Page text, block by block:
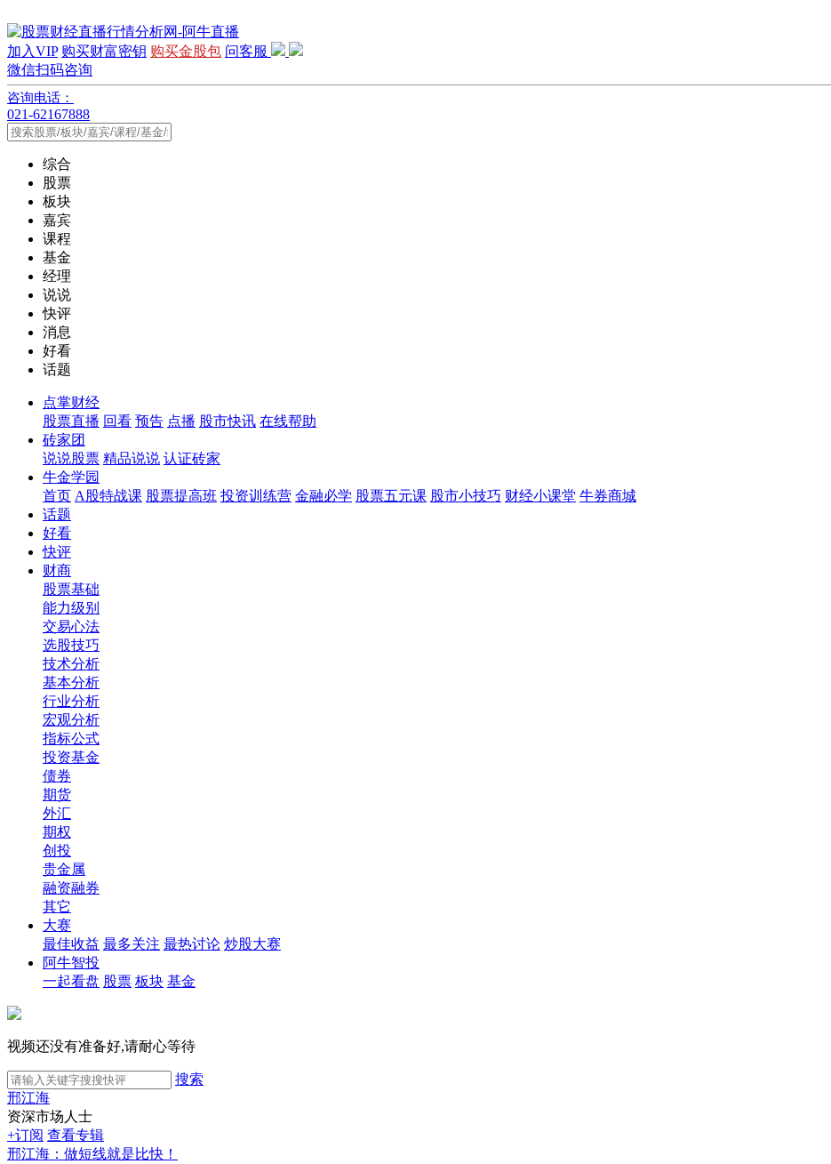
加入VIP 购买财富密钥 购买金股包 问客服
微信扫码咨询
咨询电话：
021-62167888
综合
股票
板块
嘉宾
课程
基金
经理
说说
快评
消息
好看
话题
点掌财经
股票直播 回看 预告 点播 股市快讯 在线帮助
砖家团
说说股票 精品说说 认证砖家
牛金学园
首页 A股特战课 股票提高班 投资训练营 金融必学 股票五元课 股市小技巧 财经小课堂 牛券商城
话题
好看
快评
财商
股票基础
能力级别
交易心法
选股技巧
技术分析
基本分析
行业分析
宏观分析
指标公式
投资基金
债券
期货
外汇
期权
创投
贵金属
融资融券
其它
大赛
最佳收益 最多关注 最热讨论 炒股大赛
阿牛智投
一起看盘 股票 板块 基金
视频还没有准备好,请耐心等待
搜索
邢江海
资深市场人士
+订阅 查看专辑
邢江海：做短线就是比快！